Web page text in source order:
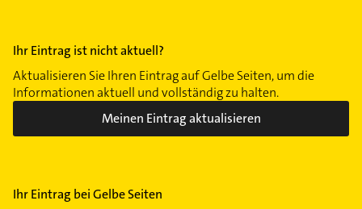
Ihr Eintrag ist nicht aktuell?
Aktualisieren Sie Ihren Eintrag auf Gelbe Seiten, um die
Informationen aktuell und vollständig zu halten.
Meinen Eintrag aktualisieren
Ihr Eintrag bei Gelbe Seiten